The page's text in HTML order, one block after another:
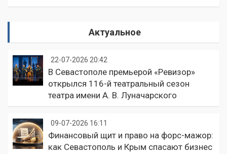
Актуальное
22-07-2026 20:42
В Севастополе премьерой «Ревизор»
открылся 116-й театральный сезон
театра имени А. В. Луначарского
09-07-2026 16:11
Финансовый щит и право на форс-мажор:
как Севастополь и Крым спасают бизнес